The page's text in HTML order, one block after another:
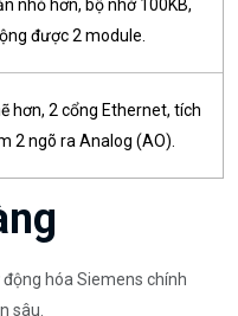
nhỏ hơn, bộ nhớ 100KB,
được 2 module.
hơn, 2 cổng Ethernet, tích
2 ngõ ra Analog (AO).
hóa Siemens chính
sâu.